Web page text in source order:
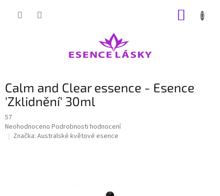
Calm and Clear essence - Esence
'Zklidnění' 30ml
57
Průměrné
hodnocení
Neohodnoceno Podrobnosti hodnocení
Značka: Australské květové esence